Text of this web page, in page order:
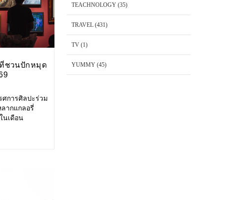
ชวนปักหมุด
ศการศิลปะร่วม
ากแกลอรี่
นเดือน
นิทรรศการ
TEACHNOLOGY (35)
TRAVEL (431)
TV (1)
YUMMY (45)